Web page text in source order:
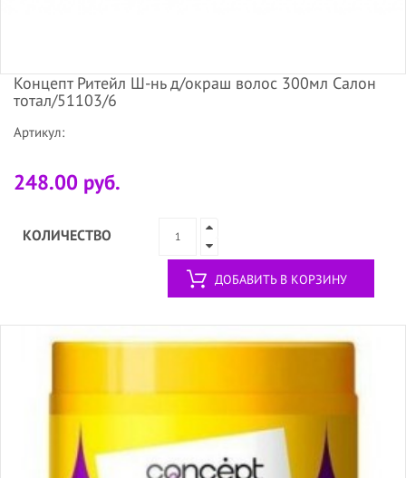
Концепт Ритейл Ш-нь д/окраш волос 300мл Салон
тотал/51103/6
Артикул:
248.00 руб.
КОЛИЧЕСТВО
ДОБАВИТЬ В КОРЗИНУ